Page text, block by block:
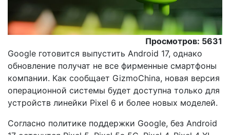
Просмотров: 5631
Google готовится выпустить Android 17, однако
обновление получат не все фирменные смартфоны
компании. Как сообщает GizmoChina, новая версия
операционной системы будет доступна только для
устройств линейки Pixel 6 и более новых моделей.
Согласно политике поддержки Google, без Android